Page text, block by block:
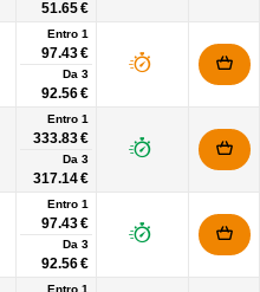
51.65 €
Entro 1
97.43 €
Da 3
92.56 €
Entro 1
333.83 €
Da 3
317.14 €
Entro 1
97.43 €
Da 3
92.56 €
Entro 1